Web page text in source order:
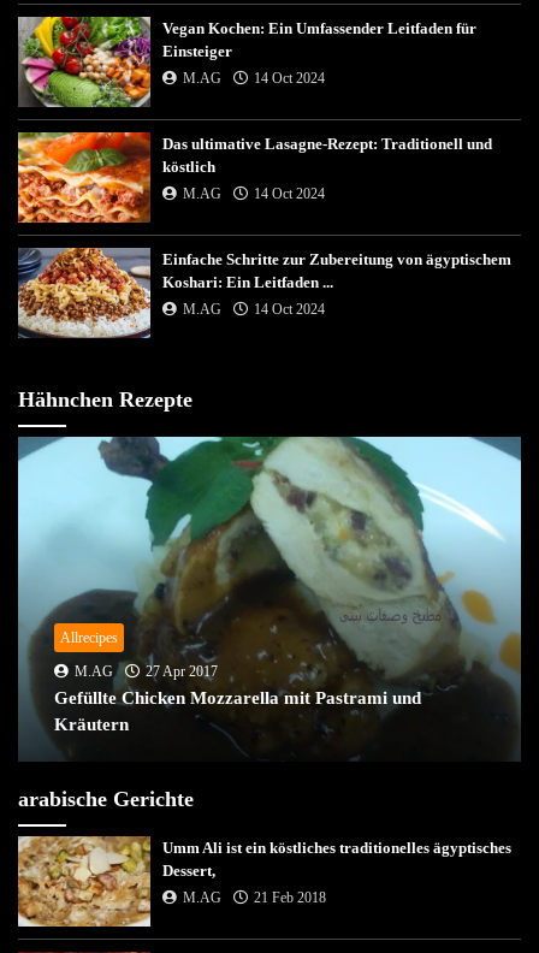
Vegan Kochen: Ein Umfassender Leitfaden für
Einsteiger
M.AG 14 Oct 2024
Das ultimative Lasagne-Rezept: Traditionell und
köstlich
M.AG 14 Oct 2024
Einfache Schritte zur Zubereitung von ägyptischem
Koshari: Ein Leitfaden ...
M.AG 14 Oct 2024
Hähnchen Rezepte
Allrecipes
M.AG
27 Apr 2017
Gefüllte Chicken Mozzarella mit Pastrami und
Kräutern
arabische Gerichte
Umm Ali ist ein köstliches traditionelles ägyptisches
Dessert,
M.AG 21 Feb 2018